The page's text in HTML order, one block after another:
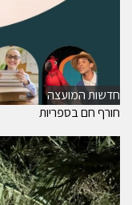
חדשות המועצה
חורף חם בספריות